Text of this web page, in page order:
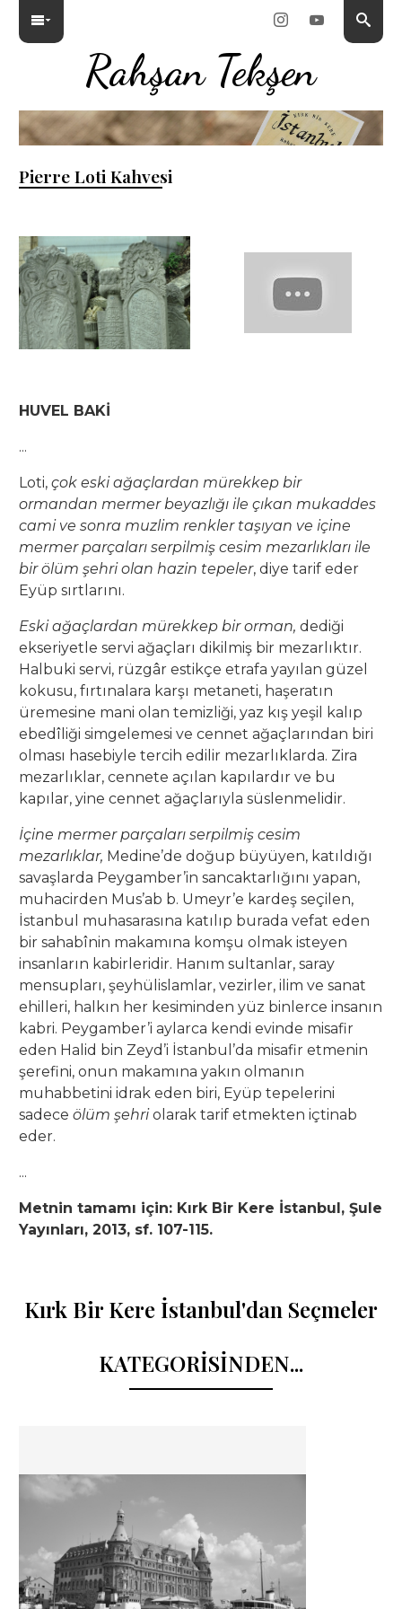
Rahşan Tekşen
Pierre Loti Kahvesi
HUVEL BAKİ
...
Loti, çok eski ağaçlardan mürekkep bir
ormandan mermer beyazlığı ile çıkan mukaddes
cami ve sonra muzlim renkler taşıyan ve içine
mermer parçaları serpilmiş cesim mezarlıkları ile
bir ölüm şehri olan hazin tepeler, diye tarif eder
Eyüp sırtlarını.
Eski ağaçlardan mürekkep bir orman, dediği
ekseriyetle servi ağaçları dikilmiş bir mezarlıktır.
Halbuki servi, rüzgâr estikçe etrafa yayılan güzel
kokusu, fırtınalara karşı metaneti, haşeratın
üremesine mani olan temizliği, yaz kış yeşil kalıp
ebedîliği simgelemesi ve cennet ağaçlarından biri
olması hasebiyle tercih edilir mezarlıklarda. Zira
mezarlıklar, cennete açılan kapılardır ve bu
kapılar, yine cennet ağaçlarıyla süslenmelidir.
İçine mermer parçaları serpilmiş cesim
mezarlıklar, Medine’de doğup büyüyen, katıldığı
savaşlarda Peygamber’in sancaktarlığını yapan,
muhacirden Mus’ab b. Umeyr’e kardeş seçilen,
İstanbul muhasarasına katılıp burada vefat eden
bir sahabînin makamına komşu olmak isteyen
insanların kabirleridir. Hanım sultanlar, saray
mensupları, şeyhülislamlar, vezirler, ilim ve sanat
ehilleri, halkın her kesiminden yüz binlerce insanın
kabri. Peygamber’i aylarca kendi evinde misafir
eden Halid bin Zeyd’i İstanbul’da misafir etmenin
şerefini, onun makamına yakın olmanın
muhabbetini idrak eden biri, Eyüp tepelerini
sadece ölüm şehriolarak tarif etmekten içtinab
eder.
...
Metnin tamamı için: Kırk Bir Kere İstanbul, Şule
Yayınları, 2013, sf. 107-115.
Kırk Bir Kere İstanbul'dan Seçmeler
KATEGORİSİNDEN...